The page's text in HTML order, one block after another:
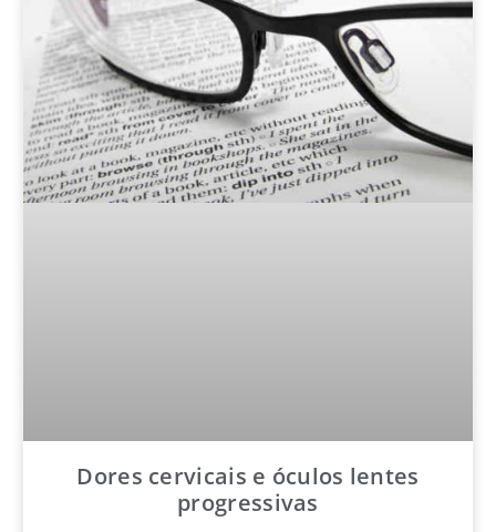
Dores cervicais e óculos lentes
progressivas